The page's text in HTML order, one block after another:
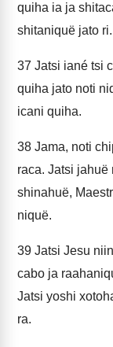
quiha ia ja
shitaniquë jato ri.
37 Jatsi iané tsi
quiha jato noti
icani quiha.
38 Jama, noti
raca. Jatsi
shinahuë,
niquë.
39 Jatsi Jesu
cabo ja
Jatsi yoshi
ra.